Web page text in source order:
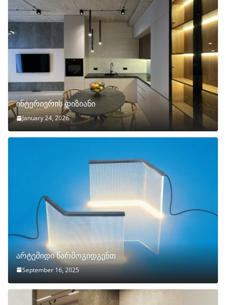
ინტერიერის დიზიანი
January 24, 2026
არტემიდი წარმოგიდგენთ
September 16, 2025